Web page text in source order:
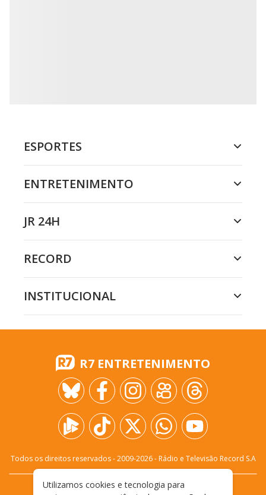
ESPORTES
ENTRETENIMENTO
JR 24H
RECORD
INSTITUCIONAL
R7 ENTRETENIMENTO
Todos os direitos reservados - 2009-2026- Rádio e Televisão Record S.A
FALE CONOSCO PRIVACIDADE
Utilizamos cookies e tecnologia para